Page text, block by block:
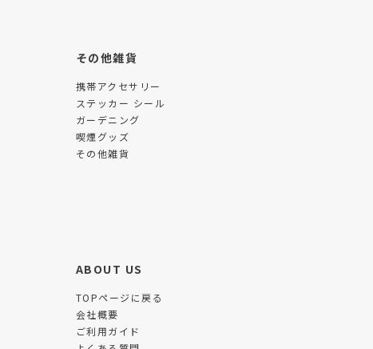
その他雑貨
携帯アクセサリー
ステッカー シール
ガーデニング
喫煙グッズ
その他雑貨
ABOUT US
TOPページに戻る
会社概要
ご利用ガイド